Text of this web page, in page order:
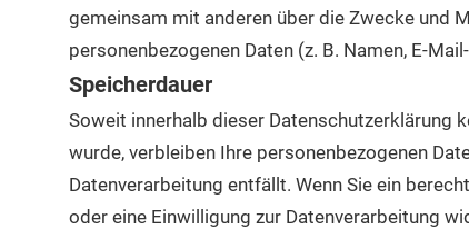
gemeinsam mit anderen über die Zwecke und
personenbezogenen Daten (z. B. Namen, E-
Speicherdauer
Soweit innerhalb dieser Datenschutzerklärung
wurde, verbleiben Ihre personenbezogenen
Datenverarbeitung entfällt. Wenn Sie ein
oder eine Einwilligung zur Datenverarbeitung